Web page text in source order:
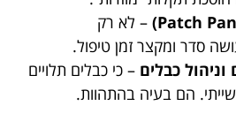
– לא רק
סדר ומקצר זמן טיפול.
כבלים – כי כבלים תלויים
הם בעיה בהתהוות.